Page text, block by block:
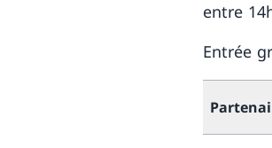
entre
Entrée